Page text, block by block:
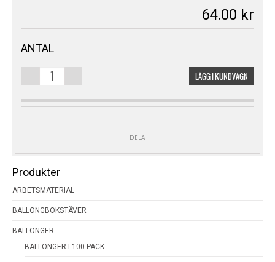
64.00 kr
ANTAL
BLANDADE
BALLONGFÄRGER
50PACK
LÄGG I KUNDVAGN
DELA
Produkter
ARBETSMATERIAL
BALLONGBOKSTÄVER
BALLONGER
BALLONGER I 100 PACK